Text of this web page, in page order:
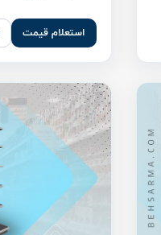
استعلام قیمت